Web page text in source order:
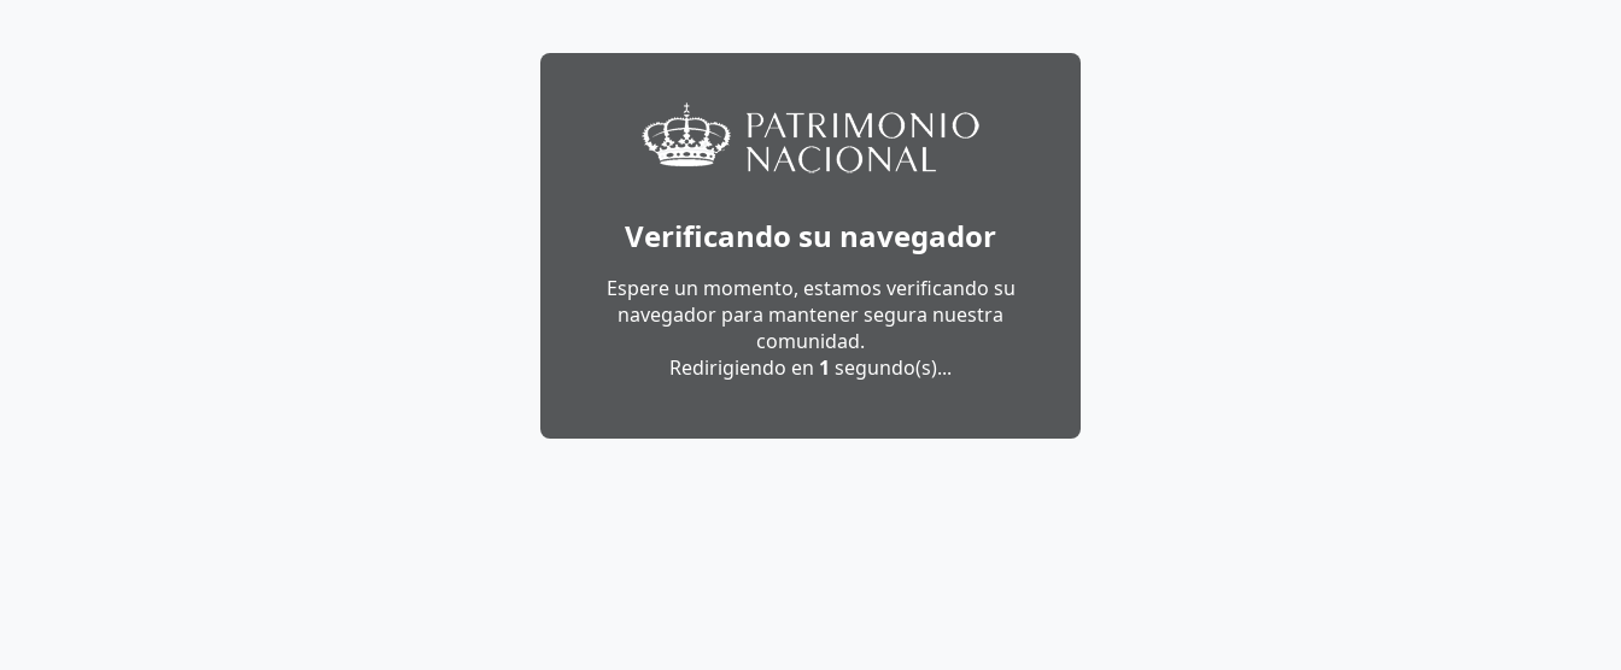
Verificando su navegador
Espere un momento, estamos verificando su
navegador para mantener segura nuestra
comunidad.
Redirigiendo en 1 segundo(s)...